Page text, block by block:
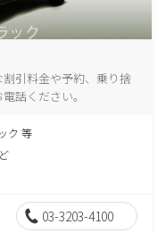
引料金や予約、乗り捨
話ください。
ク 等
03-3203-4100